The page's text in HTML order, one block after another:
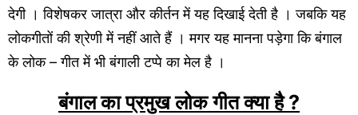
देगी । विशेषकर जात्रा और कीर्तन में यह दिखाई देती है । जबकि यह
लोकगीतों की श्रेणी में नहीं आते हैं । मगर यह मानना पड़ेगा कि बंगाल
के लोक – गीत में भी बंगाली टप्पे का मेल है ।
बंगाल का प्रमुख लोक गीत क्या है ?